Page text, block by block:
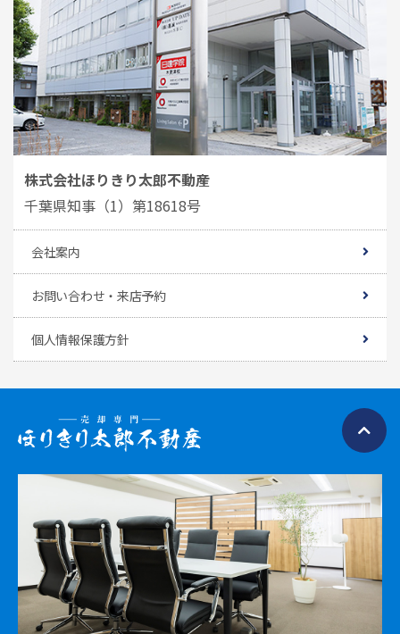
株式会社ほりきり太郎不動産
千葉県知事（1）第18618号
会社案内
お問い合わせ・来店予約
個人情報保護方針